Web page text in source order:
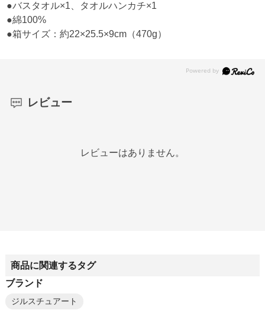
●バスタオル×1、タオルハンカチ×1
●綿100%
●箱サイズ：約22×25.5×9cm（470g）
レビュー
レビューはありません。
商品に関連するタグ
ブランド
ジルスチュアート